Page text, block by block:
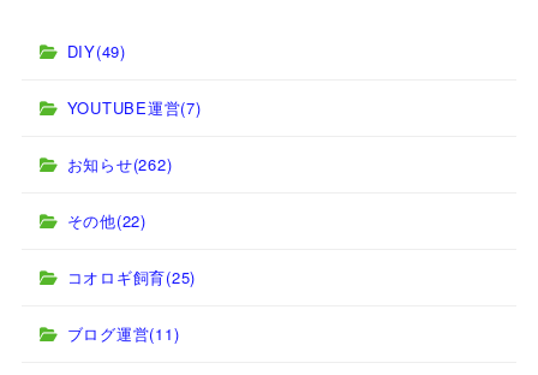
DIY(49)
YOUTUBE運営(7)
お知らせ(262)
その他(22)
コオロギ飼育(25)
ブログ運営(11)